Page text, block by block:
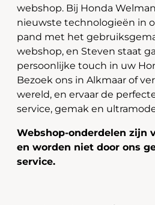
webshop. Bij Honda
nieuwste technologieën in
pand met het
webshop, en Steven staat
persoonlijke touch in uw
Bezoek ons in Alkmaar of
wereld, en ervaar de
service, gemak en
Webshop-onderdelen zijn
en worden niet door ons
service.